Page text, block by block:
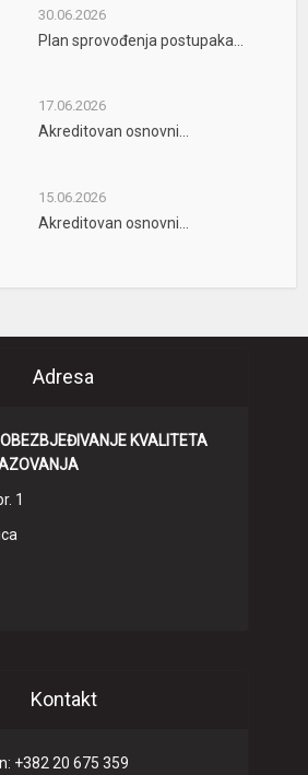
30.06.2026
Plan sprovođenja postupaka...
17.06.2026
Akreditovan osnovni...
15.06.2026
Akreditovan osnovni...
Adresa
KVALITETA
1
Kontakt
+382 20 675 359